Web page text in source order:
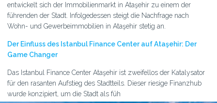
entwickelt sich der Immobilienmarkt in Ataşehir zu einem der
führenden der Stadt. Infolgedessen steigt die Nachfrage nach
Wohn- und Gewerbeimmobilien in Ataşehir stetig an.
Der Einfluss des Istanbul Finance Center auf Ataşehir: Der
Game Changer
Das Istanbul Finance Center Ataşehir ist zweifellos der Katalysator
für den rasanten Aufstieg des Stadtteils. Dieser riesige Finanzhub
wurde konzipiert, um die Stadt als füh